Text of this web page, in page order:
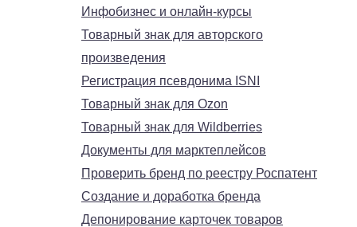
Инфобизнес и онлайн-курсы
Товарный знак для авторского
произведения
Регистрация псевдонима ISNI
Товарный знак для Ozon
Товарный знак для Wildberries
Документы для марктеплейсов
Проверить бренд по реестру Роспатент
Создание и доработка бренда
Депонирование карточек товаров